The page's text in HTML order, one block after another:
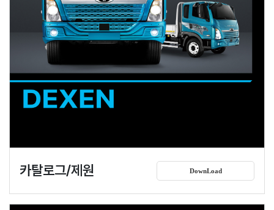
카탈로그/제원 DownLoad